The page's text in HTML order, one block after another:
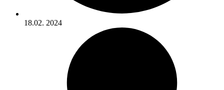
18.02. 2024